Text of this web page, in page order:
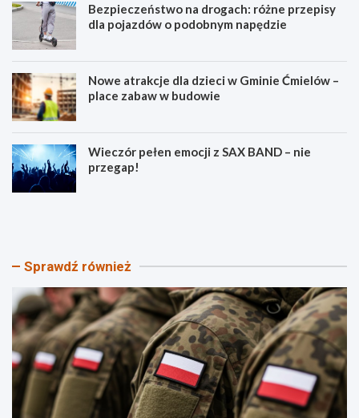
Bezpieczeństwo na drogach: różne przepisy
dla pojazdów o podobnym napędzie
Nowe atrakcje dla dzieci w Gminie Ćmielów –
place zabaw w budowie
Wieczór pełen emocji z SAX BAND – nie
przegap!
P
k
a
t
r
i
o
t
B
e
z
e
ń
s
t
w
Sprawdź również